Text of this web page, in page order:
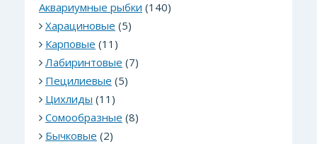
Аквариумные рыбки (140)
Харациновые (5)
Карповые (11)
Лабиринтовые (7)
Пецилиевые (5)
Цихлиды (11)
Сомообразные (8)
Бычковые (2)